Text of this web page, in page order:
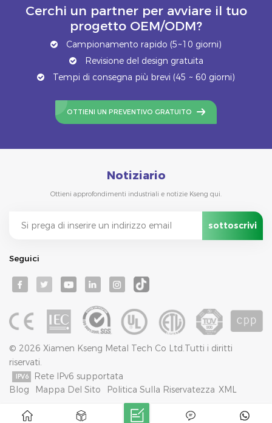
Cerchi un partner per avviare il tuo
progetto OEM/ODM?
Campionamento rapido (5~10 giorni)
Revisione del design gratuita
Tempi di consegna più brevi (45 ~ 60 giorni)
OTTIENI UN PREVENTIVO GRATUITO
Notiziario
Ottieni approfondimenti industriali e notizie Kseng qui.
Seguici
© 2026 Xiamen Kseng Metal Tech Co Ltd.Tutti i diritti
riservati.
Rete IPv6 supportata
Blog
Mappa Del Sito Politica Sulla Riservatezza XML